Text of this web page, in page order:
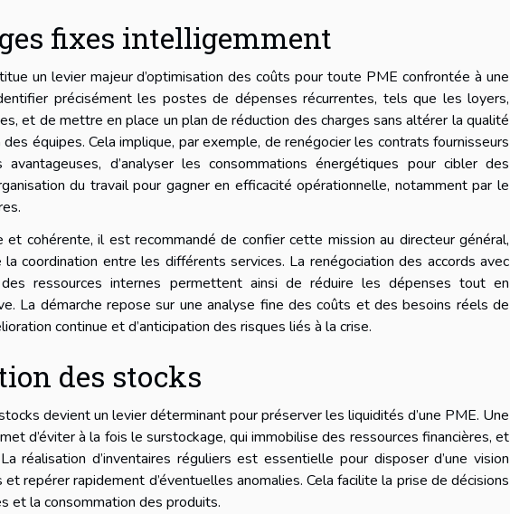
fixes intelligemment
un levier majeur d’optimisation des coûts pour toute PME confrontée à une
précisément les postes de dépenses récurrentes, tels que les loyers,
et de mettre en place un plan de réduction des charges sans altérer la qualité
équipes. Cela implique, par exemple, de renégocier les contrats fournisseurs
d’analyser les consommations énergétiques pour cibler des
du travail pour gagner en efficacité opérationnelle, notamment par le
et cohérente, il est recommandé de confier cette mission au directeur général,
coordination entre les différents services. La renégociation des accords avec
ressources internes permettent ainsi de réduire les dépenses tout en
La démarche repose sur une analyse fine des coûts et des besoins réels de
continue et d’anticipation des risques liés à la crise.
des stocks
devient un levier déterminant pour préserver les liquidités d’une PME. Une
d’éviter à la fois le surstockage, qui immobilise des ressources financières, et
réalisation d’inventaires réguliers est essentielle pour disposer d’une vision
repérer rapidement d’éventuelles anomalies. Cela facilite la prise de décisions
et la consommation des produits.